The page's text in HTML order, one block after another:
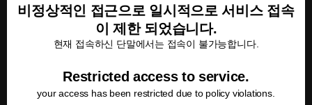
비정상적인 접근으로 일시적으로 서비스 접속
이 제한 되었습니다.
현재 접속하신 단말에서는 접속이 불가능합니다.
Restricted access to service.
your access has been restricted due to policy violations.